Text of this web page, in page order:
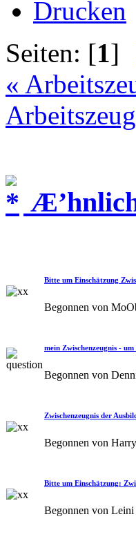
Drucken
Seiten: [1]
«
Bitte um Einschätzung
Begonnen von
mein Zwischenzeugnis -
Begonnen von
Zwischenzeugnis der
Begonnen von Harry
Bitte um Einschätzung:
Begonnen von Leini